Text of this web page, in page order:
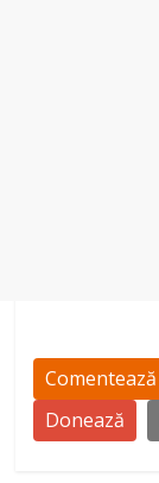
Comentează
Donează